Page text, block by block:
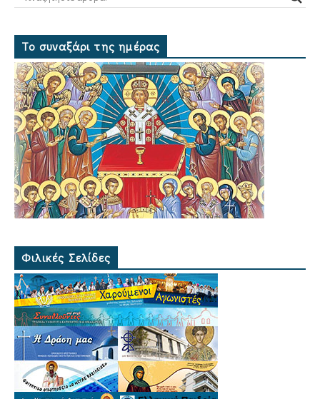
Το συναξάρι της ημέρας
Φιλικές Σελίδες